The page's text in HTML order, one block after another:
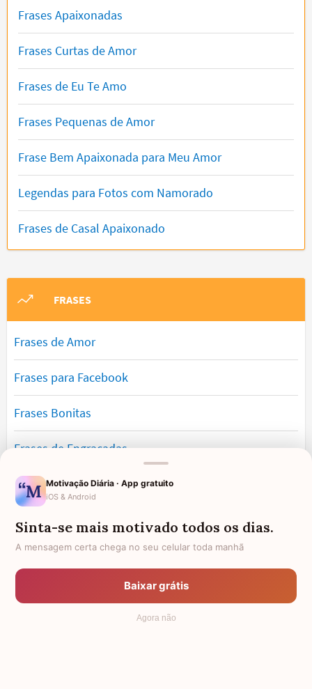
Frases Apaixonadas
Frases Curtas de Amor
Frases de Eu Te Amo
Frases Pequenas de Amor
Frase Bem Apaixonada para Meu Amor
Legendas para Fotos com Namorado
Frases de Casal Apaixonado
FRASES
Frases de Amor
Frases para Facebook
Frases Bonitas
Frases de Engraçadas
Frases Românticas
Frases de Reflexão
Frases Lindas
Motivação Diária · App gratuito
iOS & Android
Sinta-se mais motivado todos os dias.
A mensagem certa chega no seu celular toda manhã
Baixar grátis
Agora não